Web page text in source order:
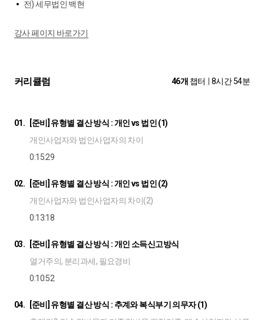
전) 세무법인 백현
강사 페이지 바로가기
커리큘럼 46개 챕터 8시간 54분
01.
[준비] 유형별 결산 방식 : 개인 vs 법인 (1)
개인사업자와 법인사업자의 차이
0:15:29
02.
[준비] 유형별 결산 방식 : 개인 vs 법인 (2)
개인사업자와 법인사업자의 차이(2)
0:13:18
03.
[준비] 유형별 결산 방식 : 개인 소득신고방식
열거주의, 분리과세, 필요경비
0:10:52
04.
[준비] 유형별 결산 방식 : 추계와 복식부기 의무자 (1)